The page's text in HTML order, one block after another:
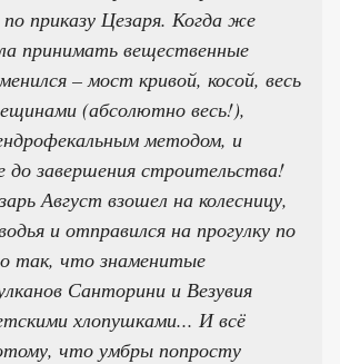
приказу Цезаря. Когда же
принимать вещественные
– мост кривой, косой, весь
(абсолютно весь!),
методом, и
до завершения строительства!
Август взошел на колесницу,
и отправился на прогулку по
так, что знаменитые
Санторини и Везувия
хлопушками... И всё
что умбры попросту